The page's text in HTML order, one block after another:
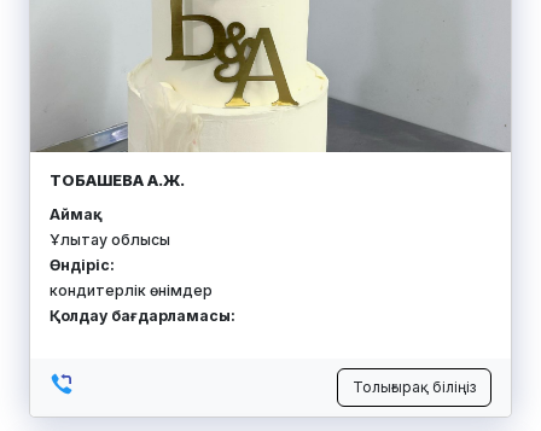
ТОБАШЕВА А.Ж.
Аймақ:
Ұлытау облысы
Өндіріс:
кондитерлік өнімдер
Қолдау бағдарламасы:
Толығырақ біліңіз